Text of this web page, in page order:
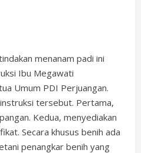
menanam padi ini
Ibu Megawati
Umum PDI Perjuangan.
tersebut. Pertama,
Kedua, menyediakan
Secara khusus benih ada
penangkar benih yang